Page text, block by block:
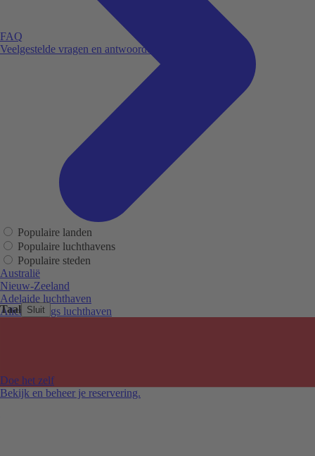
Taal Sluit
FAQ
Veelgestelde vragen en antwoorden.
Doe het zelf
Bekijk en beheer je reservering.
Populaire landen
Populaire luchthavens
Populaire steden
Australië
Nieuw-Zeeland
Adelaide luchthaven
Alice Springs luchthaven
Melbourne Tullamarine luchthaven
Perth luchthaven
Sydney luchthaven